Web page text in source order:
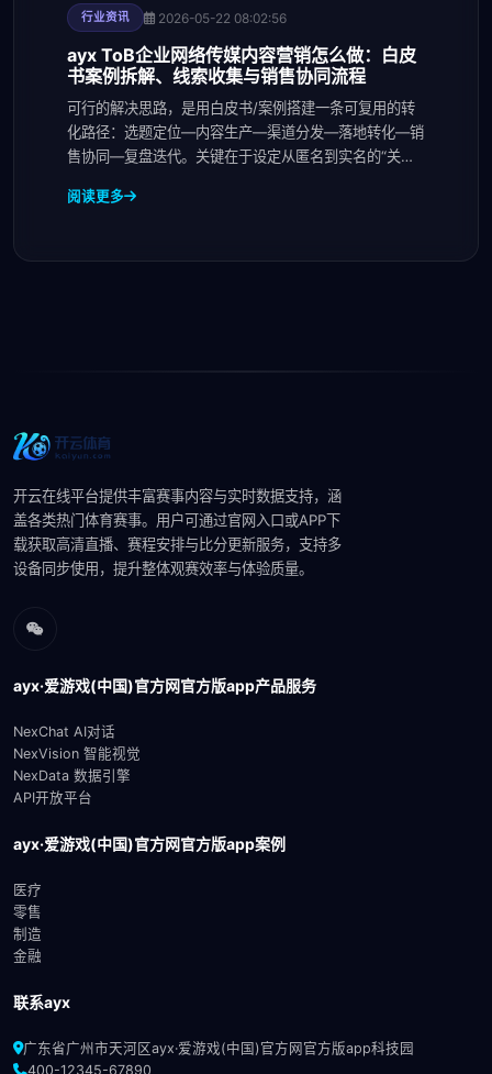
行业资讯 2026-05-22 08:02:56
ayx ToB企业网络传媒内容营销怎么做：白皮
书案例拆解、线索收集与销售协同流程
可行的解决思路，是用白皮书/案例搭建一条可复用的转
化路径：选题定位—内容生产—渠道分发—落地转化—销
售协同—复盘迭代。关键在于设定从匿名到实名的“关键
阅读更多
开云在线平台提供丰富赛事内容与实时数据支持，涵
盖各类热门体育赛事。用户可通过官网入口或APP下
载获取高清直播、赛程安排与比分更新服务，支持多
设备同步使用，提升整体观赛效率与体验质量。
ayx·爱游戏(中国)官方网官方版app产品服务
NexChat AI对话
NexVision 智能视觉
NexData 数据引擎
API开放平台
ayx·爱游戏(中国)官方网官方版app案例
医疗
零售
制造
金融
联系ayx
广东省广州市天河区ayx·爱游戏(中国)官方网官方版app科技园
400-12345-67890